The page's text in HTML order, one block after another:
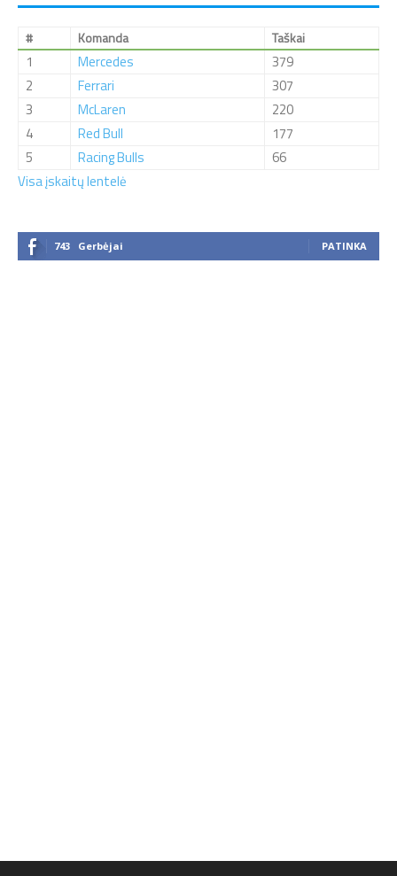
# Komanda Taškai
1 Mercedes
379
2
Ferrari
307
3
McLaren
220
4
Red Bull
177
5
Racing Bulls
66
Visa įskaitų lentelė
743 Gerbėjai PATINKA